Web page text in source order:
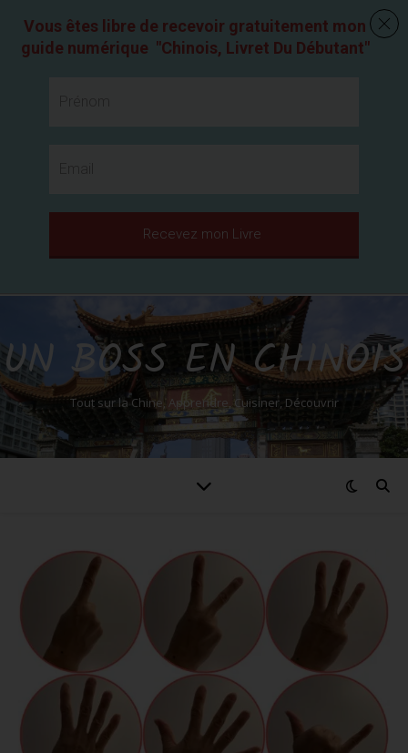
UN BOSS EN CHINOIS
Tout sur la Chine, Apprendre, Cuisiner, Découvrir
Vous êtes libre de recevoir gratuitement mon
guide numérique "Chinois, Livret Du Débutant"
Recevez mon Livre